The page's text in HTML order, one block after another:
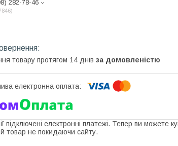
282-78-46
товару протягом 14 днів за домовленістю
підключені електронні платежі. Тепер ви можете
товар не покидаючи сайту.